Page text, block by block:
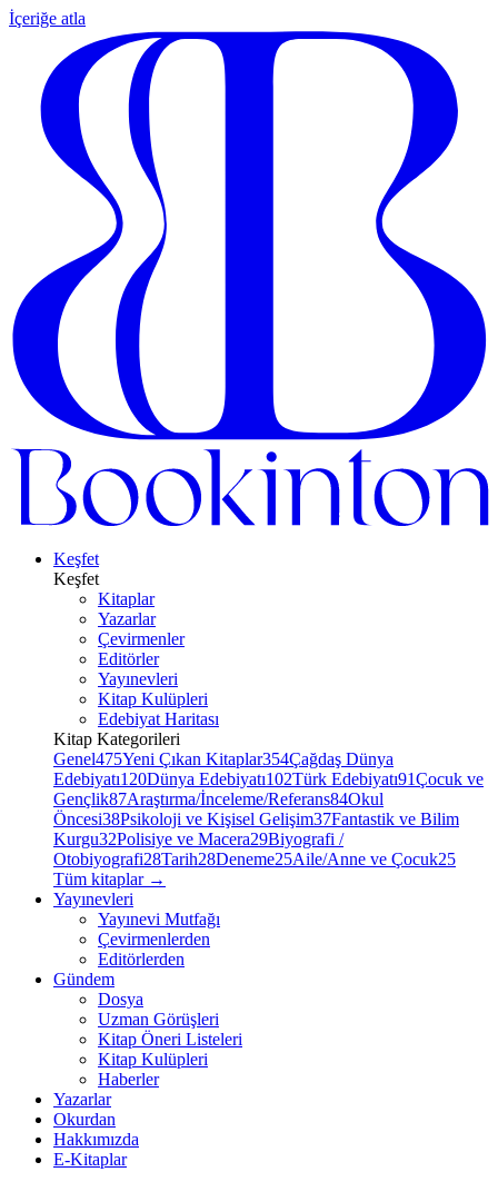
İçeriğe atla
Keşfet
Keşfet
Kitaplar
Yazarlar
Çevirmenler
Editörler
Yayınevleri
Kitap Kulüpleri
Edebiyat Haritası
Kitap Kategorileri
Genel475Yeni Çıkan Kitaplar354Çağdaş Dünya
Edebiyatı120Dünya Edebiyatı102Türk Edebiyatı91Çocuk ve
Gençlik87Araştırma/İnceleme/Referans84Okul
Öncesi38Psikoloji ve Kişisel Gelişim37Fantastik ve Bilim
Kurgu32Polisiye ve Macera29Biyografi /
Otobiyografi28Tarih28Deneme25Aile/Anne ve Çocuk25
Tüm kitaplar →
Yayınevleri
Yayınevi Mutfağı
Çevirmenlerden
Editörlerden
Gündem
Dosya
Uzman Görüşleri
Kitap Öneri Listeleri
Kitap Kulüpleri
Haberler
Yazarlar
Okurdan
Hakkımızda
E-Kitaplar